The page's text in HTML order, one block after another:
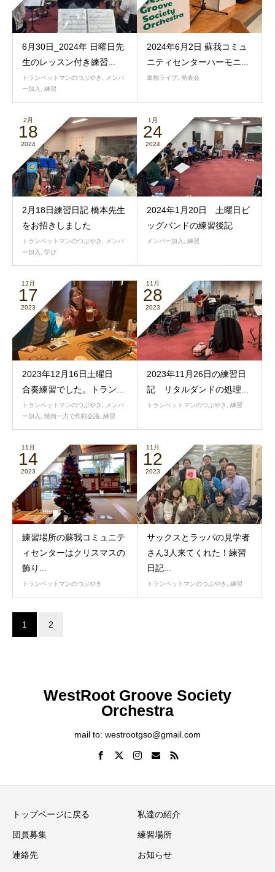
6月30日_2024年 日曜日先
生のレッスン付き練習...
トランペットマンのつぶやき
メンバ
ー加入
練習
2024年6月2日 蘇我コミュ
ニティセンターハーモニ...
単独ライブ 発表会
2月
18
2024
2月18日練習日記 橋本先生
をお招きしました
トランペットマンのつぶやき
メンバ
ー加入
学び
1月
24
2024
2024年1月20日 土曜日ビ
ッグバンドの練習後記
メンバー加入 練習
12月
17
2023
2023年12月16日土曜日
合奏練習でした。トラン...
トランペットマンのつぶやき
メンバ
ー加入
焼肉一力で作戦会議 練習
11月
28
2023
2023年11月26日の練習日
記 リタルダンドの処理...
トランペットマンのつぶやき 練習
11月
14
2023
練習場所の蘇我コミュニテ
ィセンターはクリスマスの
飾り...
トランペットマンのつぶやき
11月
12
2023
サックスとラッパの見学者
さん3人来てくれた！練習
日記...
トランペットマンのつぶやき 練習
1 2
WestRoot Groove Society
Orchestra
mail to: westrootgso@gmail.com
トップページに戻る 私達の紹介
団員募集 練習場所
連絡先 お知らせ